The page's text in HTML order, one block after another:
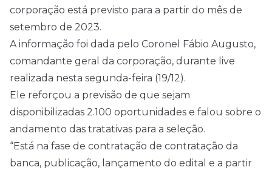
corporação está previsto para a partir do mês de
setembro de 2023.
A informação foi dada pelo Coronel Fábio Augusto,
comandante geral da corporação, durante live
realizada nesta segunda-feira (19/12).
Ele reforçou a previsão de que sejam
disponibilizadas 2.100 oportunidades e falou sobre o
andamento das tratativas para a seleção.
“Está na fase de contratação de contratação da
banca, publicação, lançamento do edital e a partir